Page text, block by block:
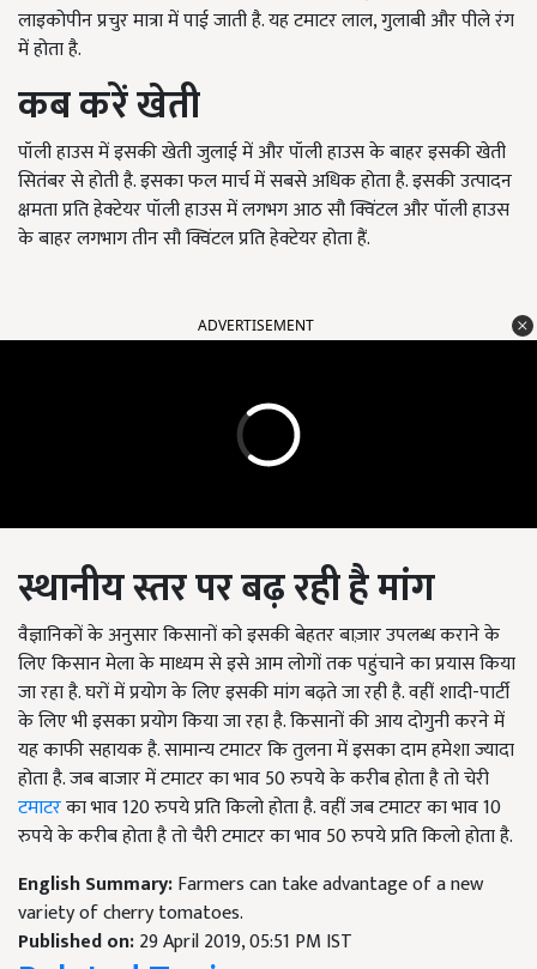
लाइकोपीन प्रचुर मात्रा में पाई जाती है. यह टमाटर लाल, गुलाबी और पीले रंग
में होता है.
कब करें खेती
पॉली हाउस में इसकी खेती जुलाई में और पॉली हाउस के बाहर इसकी खेती
सितंबर से होती है. इसका फल मार्च में सबसे अधिक होता है. इसकी उत्पादन
क्षमता प्रति हेक्टेयर पॉली हाउस में लगभग आठ सौ क्विंटल और पॉली हाउस
के बाहर लगभाग तीन सौ क्विंटल प्रति हेक्टेयर होता हैं.
ADVERTISEMENT
स्थानीय स्तर पर बढ़ रही है मांग
वैज्ञानिकों के अनुसार किसानों को इसकी बेहतर बाज़ार उपलब्ध कराने के
लिए किसान मेला के माध्यम से इसे आम लोगों तक पहुंचाने का प्रयास किया
जा रहा है. घरों में प्रयोग के लिए इसकी मांग बढ़ते जा रही है. वहीं शादी-पार्टी
के लिए भी इसका प्रयोग किया जा रहा है. किसानों की आय दोगुनी करने में
यह काफी सहायक है. सामान्य टमाटर कि तुलना में इसका दाम हमेशा ज्यादा
होता है. जब बाजार में टमाटर का भाव 50 रुपये के करीब होता है तो चेरी
टमाटरका भाव 120 रुपये प्रति किलो होता है. वहीं जब टमाटर का भाव 10
रुपये के करीब होता है तो चैरी टमाटर का भाव 50 रुपये प्रति किलो होता है.
English Summary:Farmers can take advantage of a new
variety of cherry tomatoes.
Published on:29 April 2019, 05:51 PM IST